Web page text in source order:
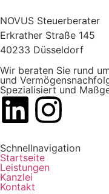
NOVUS Steuerberater
Erkrather Straße 145
40233 Düsseldorf
Wir beraten Sie rund
und
Spezialisiert und
Schnellnavigation
Startseite
Leistungen
Kanzlei
Kontakt